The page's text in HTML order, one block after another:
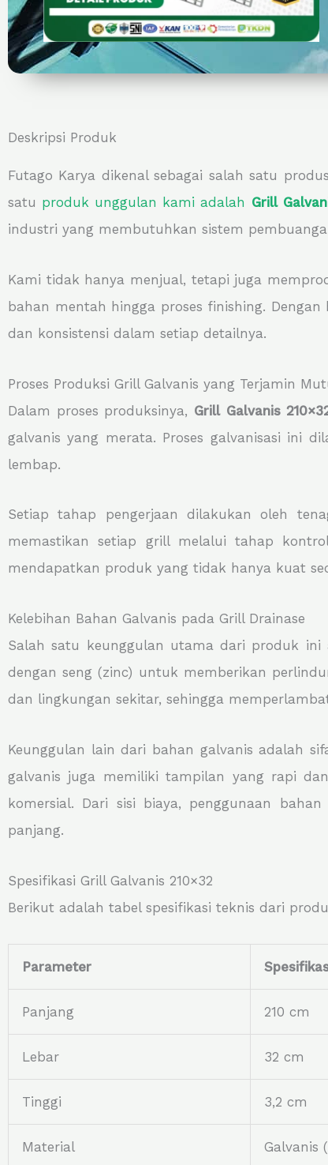
Deskripsi Produk
Futago Karya dikenal sebagai salah satu
satu produk unggulan kami adalah Grill
industri yang membutuhkan sistem
Kami tidak hanya menjual, tetapi juga
bahan mentah hingga proses finishing.
dan konsistensi dalam setiap detailnya.
Proses Produksi Grill Galvanis yang Terjamin
Dalam proses produksinya, Grill Galvanis
galvanis yang merata. Proses galvanisasi ini
lembap.
Setiap tahap pengerjaan dilakukan oleh
memastikan setiap grill melalui tahap
mendapatkan produk yang tidak hanya kuat
Kelebihan Bahan Galvanis pada Grill Drainase
Salah satu keunggulan utama dari produk ini
dengan seng (zinc) untuk memberikan
dan lingkungan sekitar, sehingga
Keunggulan lain dari bahan galvanis adalah
galvanis juga memiliki tampilan yang rapi
komersial. Dari sisi biaya, penggunaan
panjang.
Spesifikasi Grill Galvanis 210×32
Berikut adalah tabel spesifikasi teknis dari
Parameter
Panjang 210 cm
Lebar 32 cm
Tinggi 3,2 cm
Material Galvanis